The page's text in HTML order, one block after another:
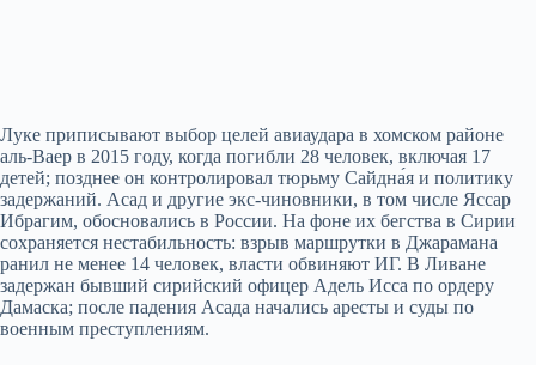
Луке приписывают выбор целей авиаудара в хомском районе
аль-Ваер в 2015 году, когда погибли 28 человек, включая 17
детей; позднее он контролировал тюрьму Сайдна́я и политику
задержаний. Асад и другие экс-чиновники, в том числе Яссар
Ибрагим, обосновались в России. На фоне их бегства в Сирии
сохраняется нестабильность: взрыв маршрутки в Джарамана
ранил не менее 14 человек, власти обвиняют ИГ. В Ливане
задержан бывший сирийский офицер Адель Исса по ордеру
Дамаска; после падения Асада начались аресты и суды по
военным преступлениям.